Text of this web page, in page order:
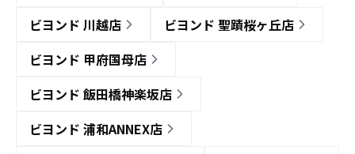
ビヨンド 川越店
ビヨンド 聖蹟桜ヶ丘店
ビヨンド 甲府国母店
ビヨンド 飯田橋神楽坂店
ビヨンド 浦和ANNEX店